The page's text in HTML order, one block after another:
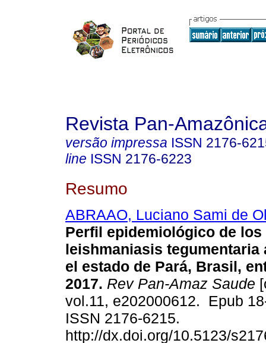
Revista Pan-
versão impressa ISSN 2176-
line ISSN 2176-6223
Resumo
ABRAAO, Luciano Sami de
Perfil epidemiológico de los
leishmaniasis tegumentaria
el estado de Pará, Brasil,
2017. Rev Pan-Amaz Saude
vol.11, e202000612. Epub
ISSN 2176-6215.
http://dx.doi.org/10.5123/